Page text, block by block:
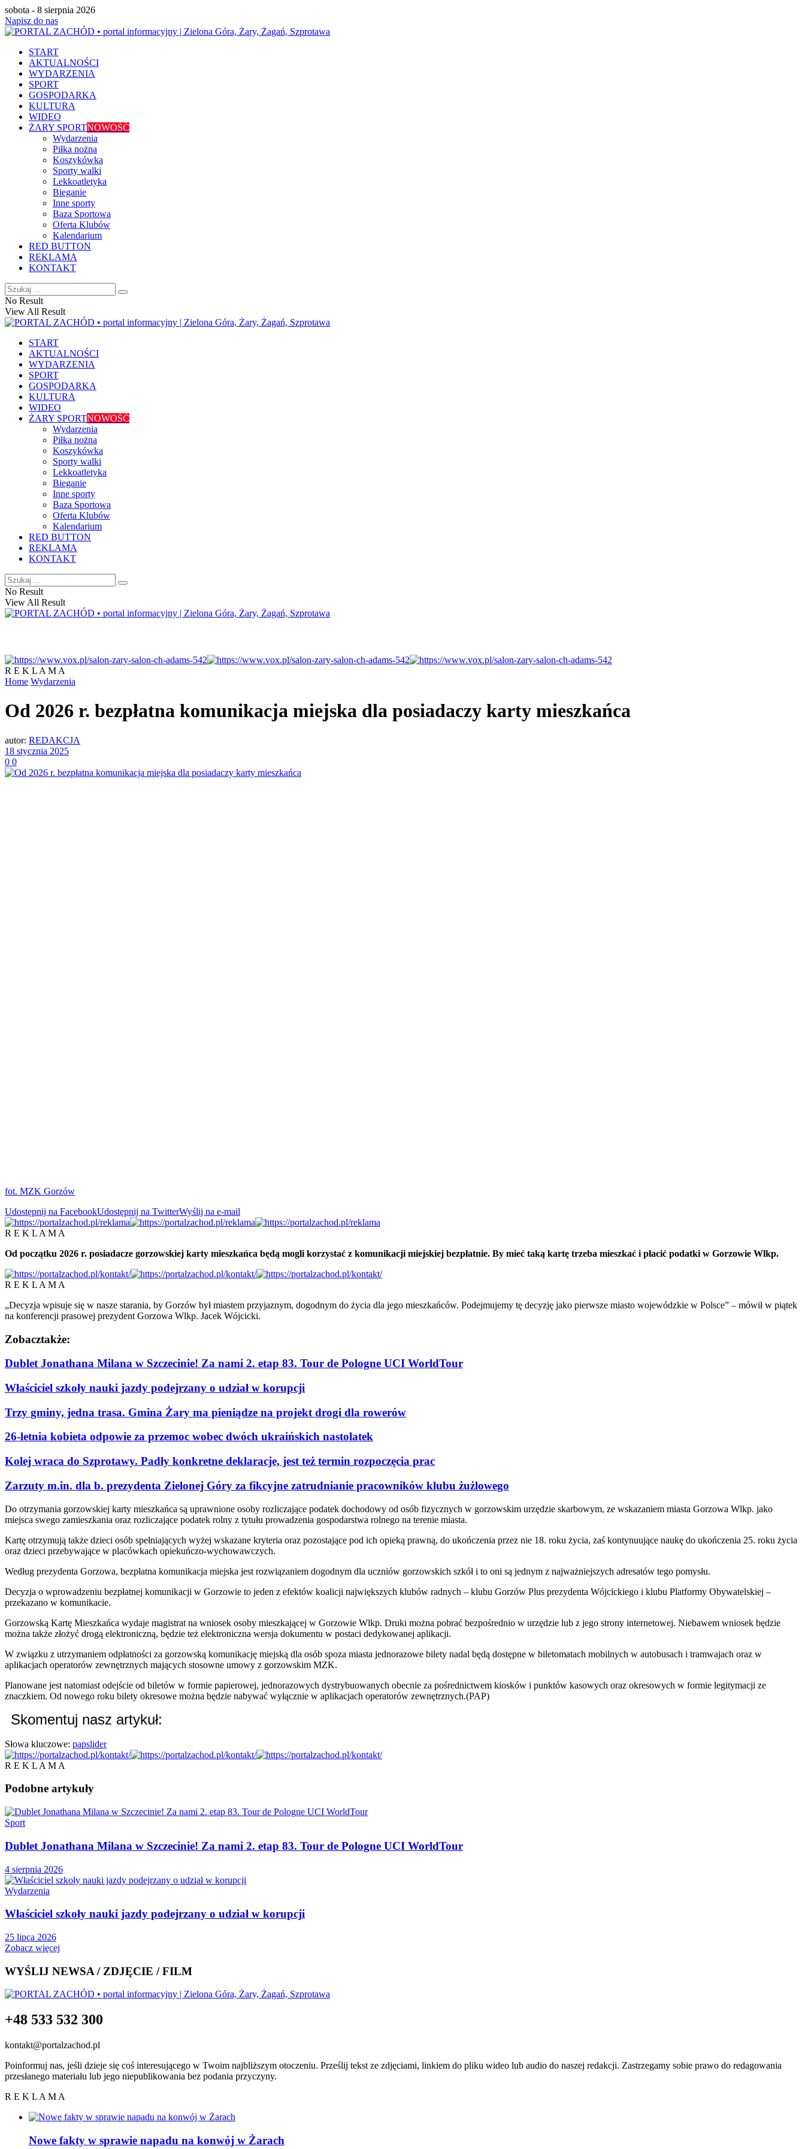
sobota - 8 sierpnia 2026
Napisz do nas
START
AKTUALNOŚCI
WYDARZENIA
SPORT
GOSPODARKA
KULTURA
WIDEO
ŻARY SPORTNOWOŚĆ
Wydarzenia
Piłka nożna
Koszykówka
Sporty walki
Lekkoatletyka
Bieganie
Inne sporty
Baza Sportowa
Oferta Klubów
Kalendarium
RED BUTTON
REKLAMA
KONTAKT
No Result
View All Result
START
AKTUALNOŚCI
WYDARZENIA
SPORT
GOSPODARKA
KULTURA
WIDEO
ŻARY SPORTNOWOŚĆ
Wydarzenia
Piłka nożna
Koszykówka
Sporty walki
Lekkoatletyka
Bieganie
Inne sporty
Baza Sportowa
Oferta Klubów
Kalendarium
RED BUTTON
REKLAMA
KONTAKT
No Result
View All Result
R E K L A M A
Home Wydarzenia
Od 2026 r. bezpłatna komunikacja miejska dla posiadaczy karty mieszkańca
autor: REDAKCJA
18 stycznia 2025
0 0
fot. MZK Gorzów
Udostępnij na FacebookUdostępnij na TwitterWyślij na e-mail
R E K L A M A
Od początku 2026 r. posiadacze gorzowskiej karty mieszkańca będą mogli korzystać z komunikacji miejskiej bezpłatnie. By mieć taką kartę trzeba mieszkać i płacić podatki w Gorzowie Wlkp.
R E K L A M A
„Decyzja wpisuje się w nasze starania, by Gorzów był miastem przyjaznym, dogodnym do życia dla jego mieszkańców. Podejmujemy tę decyzję jako pierwsze miasto wojewódzkie w Polsce” – mówił w piątek
na konferencji prasowej prezydent Gorzowa Wlkp. Jacek Wójcicki.
Zobacztakże:
Dublet Jonathana Milana w Szczecinie! Za nami 2. etap 83. Tour de Pologne UCI WorldTour
Właściciel szkoły nauki jazdy podejrzany o udział w korupcji
Trzy gminy, jedna trasa. Gmina Żary ma pieniądze na projekt drogi dla rowerów
26-letnia kobieta odpowie za przemoc wobec dwóch ukraińskich nastolatek
Kolej wraca do Szprotawy. Padły konkretne deklaracje, jest też termin rozpoczęcia prac
Zarzuty m.in. dla b. prezydenta Zielonej Góry za fikcyjne zatrudnianie pracowników klubu żużlowego
Do otrzymania gorzowskiej karty mieszkańca są uprawnione osoby rozliczające podatek dochodowy od osób fizycznych w gorzowskim urzędzie skarbowym, ze wskazaniem miasta Gorzowa Wlkp. jako
miejsca swego zamieszkania oraz rozliczające podatek rolny z tytułu prowadzenia gospodarstwa rolnego na terenie miasta.
Kartę otrzymują także dzieci osób spełniających wyżej wskazane kryteria oraz pozostające pod ich opieką prawną, do ukończenia przez nie 18. roku życia, zaś kontynuujące naukę do ukończenia 25. roku życia
oraz dzieci przebywające w placówkach opiekuńczo-wychowawczych.
Według prezydenta Gorzowa, bezpłatna komunikacja miejska jest rozwiązaniem dogodnym dla uczniów gorzowskich szkół i to oni są jednym z najważniejszych adresatów tego pomysłu.
Decyzja o wprowadzeniu bezpłatnej komunikacji w Gorzowie to jeden z efektów koalicji największych klubów radnych – klubu Gorzów Plus prezydenta Wójcickiego i klubu Platformy Obywatelskiej –
przekazano w komunikacie.
Gorzowską Kartę Mieszkańca wydaje magistrat na wniosek osoby mieszkającej w Gorzowie Wlkp. Druki można pobrać bezpośrednio w urzędzie lub z jego strony internetowej. Niebawem wniosek będzie
można także złożyć drogą elektroniczną, będzie też elektroniczna wersja dokumentu w postaci dedykowanej aplikacji.
W związku z utrzymaniem odpłatności za gorzowską komunikację miejską dla osób spoza miasta jednorazowe bilety nadal będą dostępne w biletomatach mobilnych w autobusach i tramwajach oraz w
aplikacjach operatorów zewnętrznych mających stosowne umowy z gorzowskim MZK.
Planowane jest natomiast odejście od biletów w formie papierowej, jednorazowych dystrybuowanych obecnie za pośrednictwem kiosków i punktów kasowych oraz okresowych w formie legitymacji ze
znaczkiem. Od nowego roku bilety okresowe można będzie nabywać wyłącznie w aplikacjach operatorów zewnętrznych.(PAP)
Skomentuj nasz artykuł:
Słowa kluczowe: papslider
R E K L A M A
Podobne artykuły
Sport
Dublet Jonathana Milana w Szczecinie! Za nami 2. etap 83. Tour de Pologne UCI WorldTour
4 sierpnia 2026
Wydarzenia
Właściciel szkoły nauki jazdy podejrzany o udział w korupcji
25 lipca 2026
Zobacz więcej
WYŚLIJ NEWSA / ZDJĘCIE / FILM
+48 533 532 300
kontakt@portalzachod.pl
Poinformuj nas, jeśli dzieje się coś interesującego w Twoim najbliższym otoczeniu. Prześlij tekst ze zdjęciami, linkiem do pliku wideo lub audio do naszej redakcji. Zastrzegamy sobie prawo do redagowania
przesłanego materiału lub jego niepublikowania bez podania przyczyny.
R E K L A M A
Nowe fakty w sprawie napadu na konwój w Żarach